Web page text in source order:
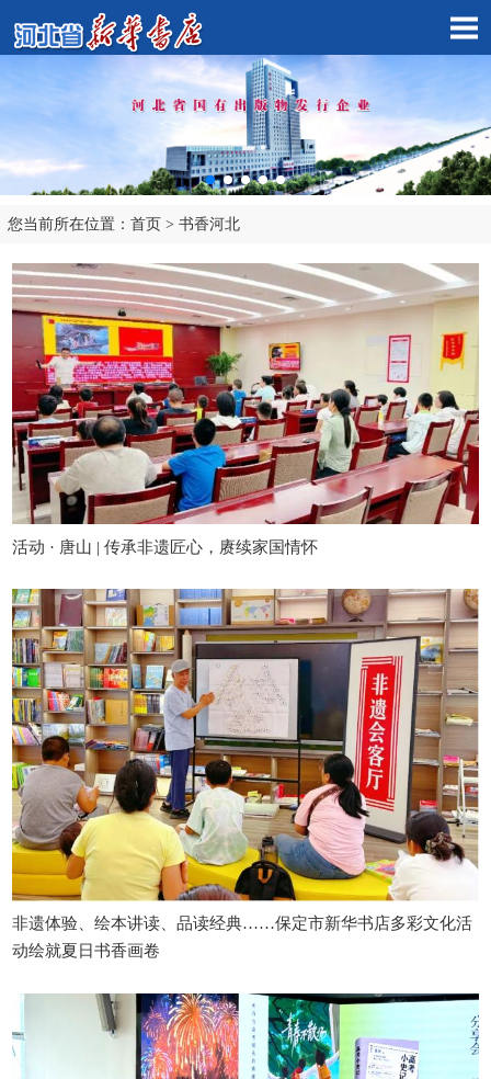
您当前所在位置： 首页 > 书香河北
活动 · 唐山 | 传承非遗匠心，赓续家国情怀
非遗体验、绘本讲读、品读经典……保定市新华书店多彩文化活
动绘就夏日书香画卷